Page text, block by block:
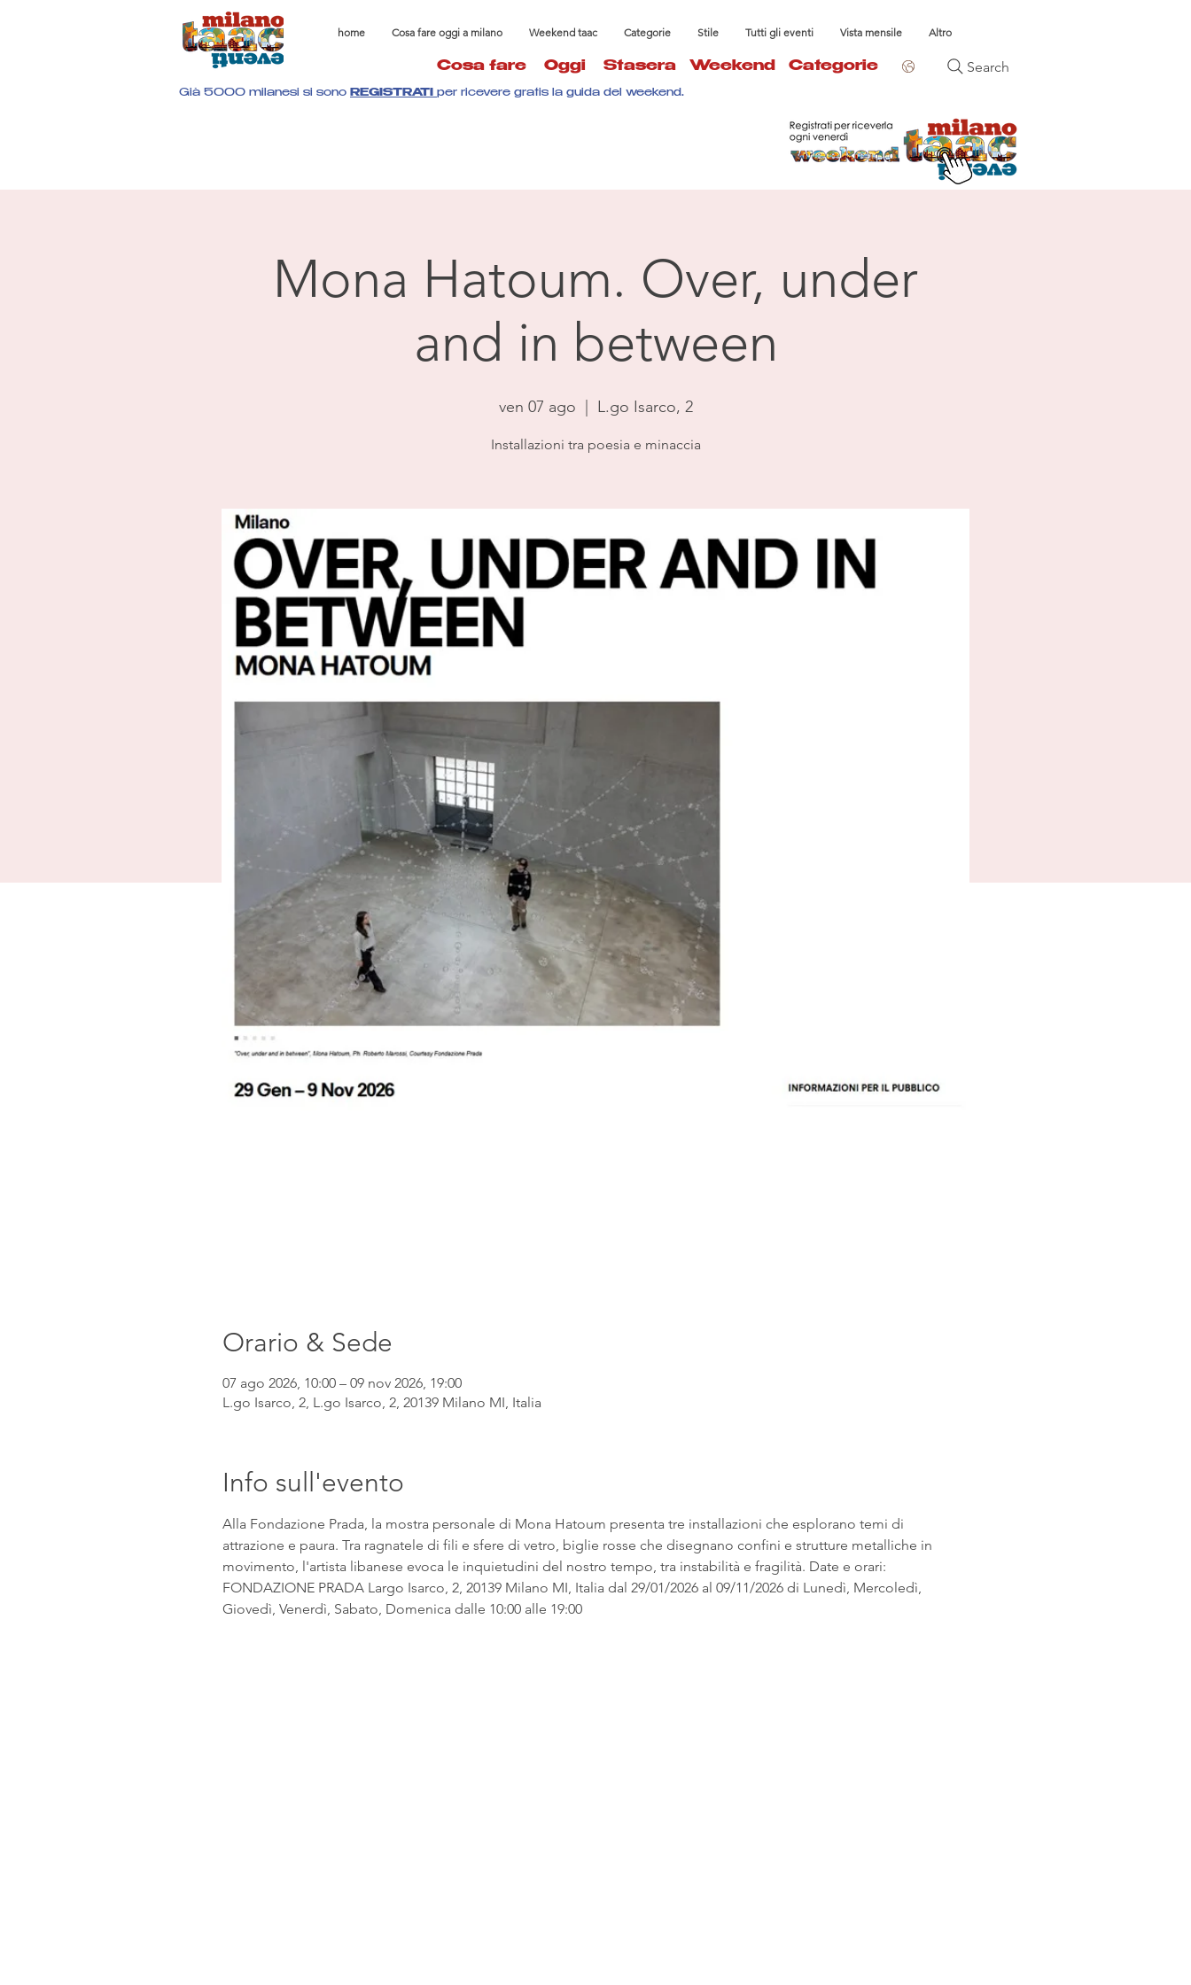
home Cosa fare oggi a milano Weekend taac Categorie Stile Tutti gli eventi Vista mensile Altro
Cosa fare Oggi Stasera Weekend Categorie Search
Già 5000 milanesi si sono REGISTRATI per ricevere gratis la guida del weekend.
Mona Hatoum. Over, under
and in between
ven 07 ago L.go Isarco, 2
Installazioni tra poesia e minaccia
Orario & Sede
07 ago 2026, 10:00 – 09 nov 2026, 19:00
L.go Isarco, 2, L.go Isarco, 2, 20139 Milano MI, Italia
Info sull'evento
Alla Fondazione Prada, la mostra personale di Mona Hatoum presenta tre installazioni che esplorano temi di
attrazione e paura. Tra ragnatele di fili e sfere di vetro, biglie rosse che disegnano confini e strutture metalliche in
movimento, l'artista libanese evoca le inquietudini del nostro tempo, tra instabilità e fragilità. Date e orari:
FONDAZIONE PRADA Largo Isarco, 2, 20139 Milano MI, Italia dal 29/01/2026 al 09/11/2026 di Lunedì, Mercoledì,
Giovedì, Venerdì, Sabato, Domenica dalle 10:00 alle 19:00